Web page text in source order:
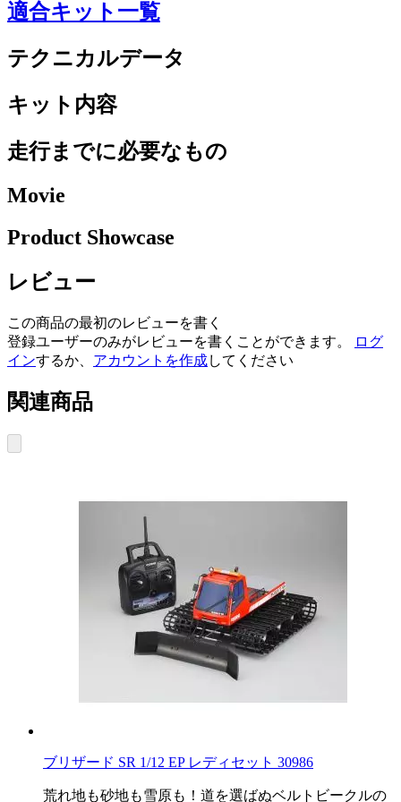
適合キット一覧
テクニカルデータ
キット内容
走行までに必要なもの
Movie
Product Showcase
レビュー
この商品の最初のレビューを書く
登録ユーザーのみがレビューを書くことができます。
ログ
インするか、 アカウントを作成してください
関連商品
ブリザード SR 1/12 EP レディセット 30986
荒れ地も砂地も雪原も！道を選ばぬベルトビークルの